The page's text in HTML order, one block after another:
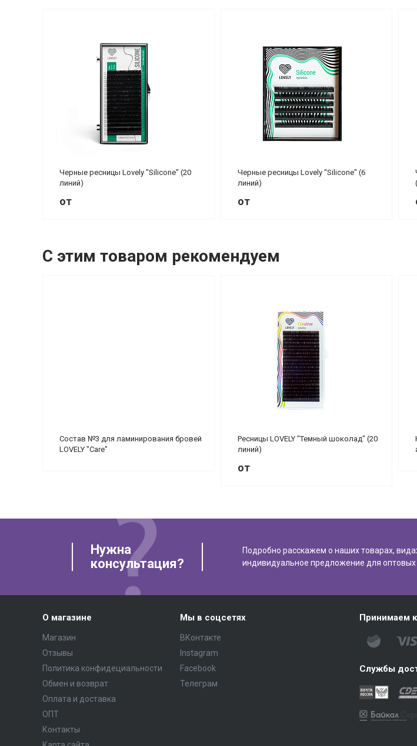
Черные ресницы Lovely "Silicone" (20
линий)
от
Черные ресницы Lovely "Silicone" (6
линий)
от
С этим товаром рекомендуем
Состав №3 для ламинирования бровей
LOVELY "Care"
Ресницы LOVELY "Темный шоколад" (20
линий)
от
Нужна
консультация?
Подробно расскажем о наших товарах,
индивидуальное предложение для оптовых
О магазине
Магазин
Отзывы
Политика конфидециальности
Обмен и возврат
Оплата и доставка
ОПТ
Контакты
Мы в соцсетях
ВКонтакте
Instagram
Facebook
Телеграм
Принимаем
Службы